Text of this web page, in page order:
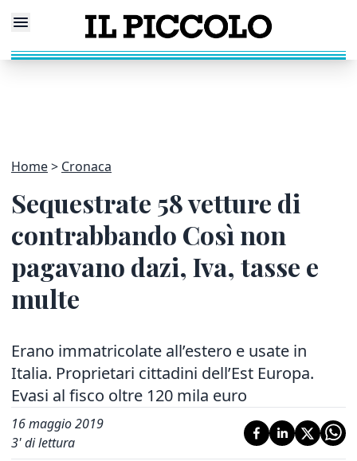
Home Cronaca
Sequestrate 58 vetture di
contrabbando Così non
pagavano dazi, Iva, tasse e
multe
Erano immatricolate all’estero e usate in
Italia. Proprietari cittadini dell’Est Europa.
Evasi al fisco oltre 120 mila euro
16 maggio 2019
3' di lettura